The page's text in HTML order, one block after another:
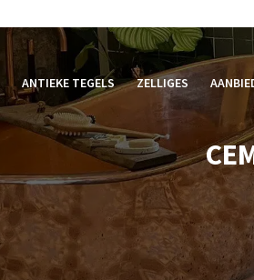
ANTIEKE TEGELS ZELLIGES